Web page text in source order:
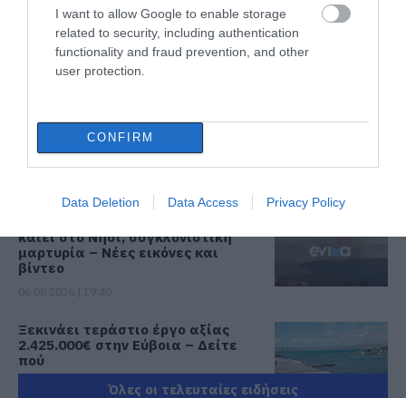
I want to allow Google to enable storage
related to security, including authentication
functionality and fraud prevention, and other
user protection.
CONFIRM
Data Deletion Data Access Privacy Policy
Νέο σοβαρό τροχαίο στην Εύβοια:
Τούμπαρε αυτοκίνητο
06.08.2026 | 20:00
Έσπασαν πιάτα στο κεφάλι του
Αταμάν – Βίντεο από τη Σύμη
06.08.2026 | 19:40
καίει στο Νησί, συγκλονιστική
μαρτυρία – Νέες εικόνες και
βίντεο
Ξεκινάει τεράστιο έργο αξίας
2.425.000€ στην Εύβοια – Δείτε
πού
06.08.2026 | 19:20Όλες οι τελευταίες ειδήσεις